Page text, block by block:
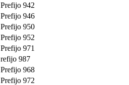
Prefijo 942
Prefijo 946
Prefijo 950
Prefijo 952
Prefijo 971
refijo 987
Prefijo 968
Prefijo 972